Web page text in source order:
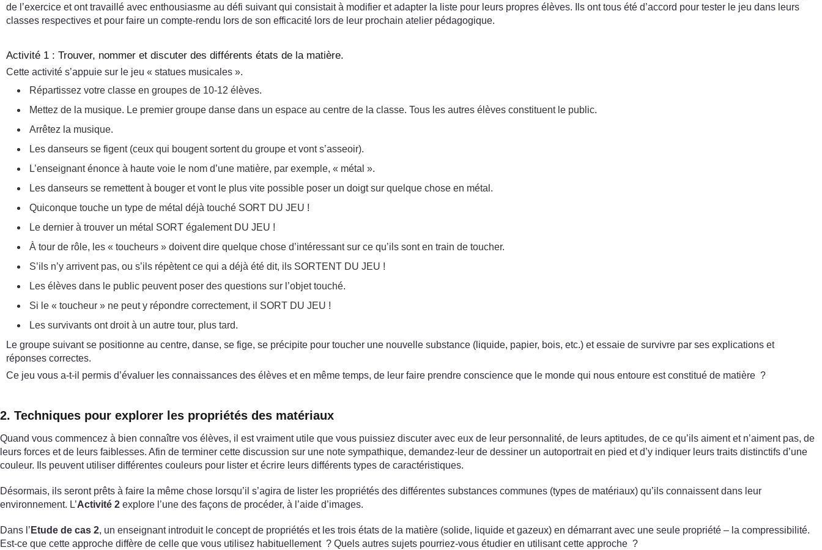
de l’exercice et ont travaillé avec enthousiasme au défi suivant qui consistait à modifier et adapter la liste pour leurs propres élèves. Ils ont tous été d’accord pour tester le jeu dans leurs
classes respectives et pour faire un compte-rendu lors de son efficacité lors de leur prochain atelier pédagogique.
Activité 1 : Trouver, nommer et discuter des différents états de la matière.
Cette activité s’appuie sur le jeu « statues musicales ».
Répartissez votre classe en groupes de 10-12 élèves.
Mettez de la musique. Le premier groupe danse dans un espace au centre de la classe. Tous les autres élèves constituent le public.
Arrêtez la musique.
Les danseurs se figent (ceux qui bougent sortent du groupe et vont s’asseoir).
L’enseignant énonce à haute voie le nom d’une matière, par exemple, « métal ».
Les danseurs se remettent à bouger et vont le plus vite possible poser un doigt sur quelque chose en métal.
Quiconque touche un type de métal déjà touché SORT DU JEU !
Le dernier à trouver un métal SORT également DU JEU !
À tour de rôle, les « toucheurs » doivent dire quelque chose d’intéressant sur ce qu’ils sont en train de toucher.
S’ils n’y arrivent pas, ou s’ils répètent ce qui a déjà été dit, ils SORTENT DU JEU !
Les élèves dans le public peuvent poser des questions sur l’objet touché.
Si le « toucheur » ne peut y répondre correctement, il SORT DU JEU !
Les survivants ont droit à un autre tour, plus tard.
Le groupe suivant se positionne au centre, danse, se fige, se précipite pour toucher une nouvelle substance (liquide, papier, bois, etc.) et essaie de survivre par ses explications et
réponses correctes.
Ce jeu vous a-t-il permis d’évaluer les connaissances des élèves et en même temps, de leur faire prendre conscience que le monde qui nous entoure est constitué de matière ?
2. Techniques pour explorer les propriétés des matériaux
Quand vous commencez à bien connaître vos élèves, il est vraiment utile que vous puissiez discuter avec eux de leur personnalité, de leurs aptitudes, de ce qu’ils aiment et n’aiment pas, de
leurs forces et de leurs faiblesses. Afin de terminer cette discussion sur une note sympathique, demandez-leur de dessiner un autoportrait en pied et d’y indiquer leurs traits distinctifs d’une
couleur. Ils peuvent utiliser différentes couleurs pour lister et écrire leurs différents types de caractéristiques.
Désormais, ils seront prêts à faire la même chose lorsqu’il s’agira de lister les propriétés des différentes substances communes (types de matériaux) qu’ils connaissent dans leur
environnement. L’Activité 2 explore l’une des façons de procéder, à l’aide d’images.
Dans l’ Etude de cas 2, un enseignant introduit le concept de propriétés et les trois états de la matière (solide, liquide et gazeux) en démarrant avec une seule propriété – la compressibilité.
Est-ce que cette approche diffère de celle que vous utilisez habituellement ? Quels autres sujets pourriez-vous étudier en utilisant cette approche ?